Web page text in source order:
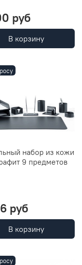
руб
В корзину
набор из кожи
9 предметов
руб
В корзину